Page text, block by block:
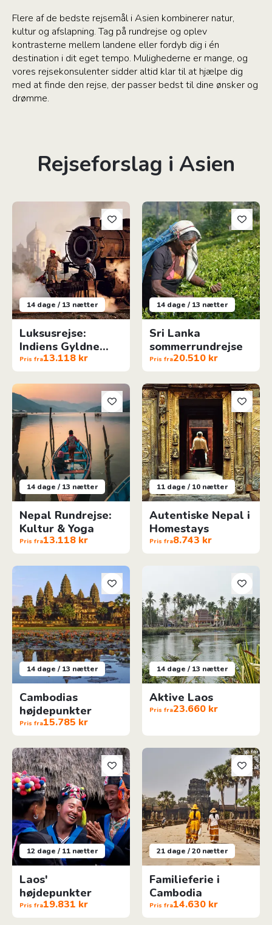
Flere af de bedste rejsemål i Asien kombinerer natur,
kultur og afslapning. Tag på rundrejse og oplev
kontrasterne mellem landene eller fordyb dig i én
destination i dit eget tempo. Mulighederne er mange, og
vores rejsekonsulenter sidder altid klar til at hjælpe dig
med at finde den rejse, der passer bedst til dine ønsker og
drømme.
Rejseforslag i Asien
14 dage / 13 nætter
Luksusrejse:
Indiens Gyldne
Trekant
Pris fra13.118 kr
Luksusrejse: Indiens Gyldne Trekant
14 dage / 13 nætter
Sri Lanka
sommerrundrejse
Pris fra20.510 kr
Sri Lanka sommerrundrejse
14 dage / 13 nætter
Nepal Rundrejse:
Kultur & Yoga
Pris fra13.118 kr
Nepal Rundrejse: Kultur & Yoga
11 dage / 10 nætter
Autentiske Nepal i
Homestays
Pris fra8.743 kr
Autentiske Nepal i Homestays
14 dage / 13 nætter
Cambodias
højdepunkter
Pris fra15.785 kr
Cambodias højdepunkter
14 dage / 13 nætter
Aktive Laos
Pris fra23.660 kr
12 dage / 11 nætter
Laos'
højdepunkter
Pris fra19.831 kr
Laos' højdepunkter
21 dage / 20 nætter
Familieferie i
Cambodia
Pris fra14.630 kr
Familieferie i Cambodia